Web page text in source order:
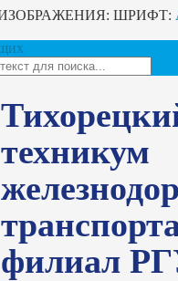
ШРИФТ:
техникум
филиал